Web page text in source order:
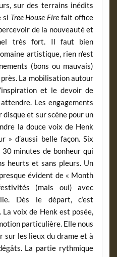
sur des terrains inédits
si Tree House Fire fait office
de la nouveauté et
très fort. Il faut bien
artistique, rien n’est
(bons ou mauvais)
La mobilisation autour
et le devoir de
Les engagements
et sur scène pour un
la douce voix de Henk
» d’aussi belle façon. Six
minutes de bonheur qui
heurts et sans pleurs. Un
évident de « Month
(mais oui) avec
Dès le départ, c’est
La voix de Henk est posée,
particulière. Elle nous
sur les lieux du drame et à
La partie rythmique